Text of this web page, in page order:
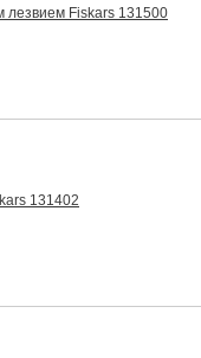
лезвием Fiskars 131500
131402